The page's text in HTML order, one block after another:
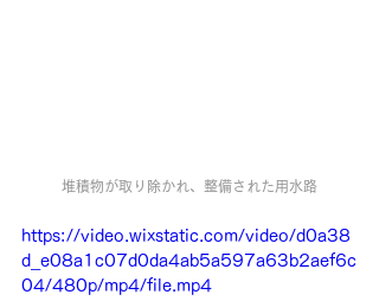
堆積物が取り除かれ、整備された用水路
https://video.wixstatic.com/video/d0a38
d_e08a1c07d0da4ab5a597a63b2aef6c
04/480p/mp4/file.mp4